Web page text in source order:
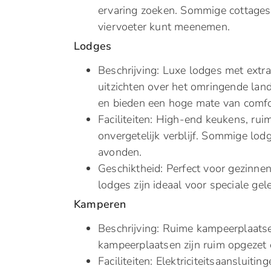
ervaring zoeken. Sommige
viervoeter kunt meenemen.
Lodges
Beschrijving: Luxe lodges met
uitzichten over het omringende
en bieden een hoge mate van
Faciliteiten: High-end keukens,
onvergetelijk verblijf. Sommige
avonden.
Geschiktheid: Perfect voor
lodges zijn ideaal voor speciale
Kamperen
Beschrijving: Ruime
kampeerplaatsen zijn ruim
Faciliteiten: